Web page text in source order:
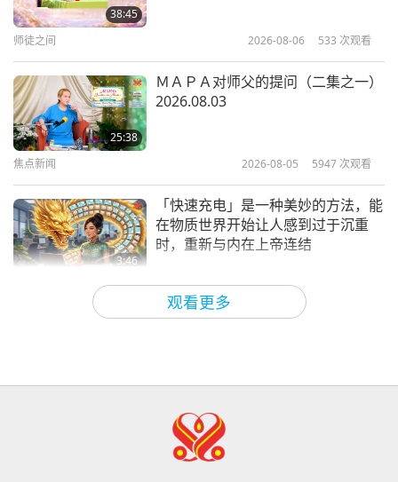
我们不用牺牲生命来拯救地球：只要
观看更多
38:45
师徒之间 2026-08-06 533 次观看
25:38
ＭＡＰＡ对师父的提问（二集之一）
2026.08.03
焦点新闻 2026-08-05 5947 次观看
3:46
「快速充电」是一种美妙的方法，能
在物质世界开始让人感到过于沉重
时，重新与内在上帝连结
2026-08-05
42:41
欣喜得知这位上帝弟子的善举与爱心